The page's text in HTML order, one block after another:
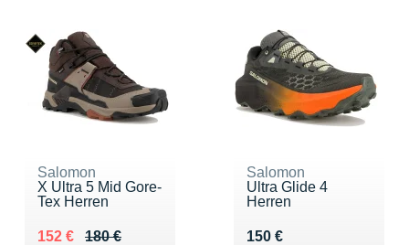
Salomon
X Ultra 5 Mid Gore-
Tex Herren
180 €
Au lieu de 180 €
152 €
Vendu 152 €
Salomon
Ultra Glide 4
Herren
150 €
Vendu 150 €